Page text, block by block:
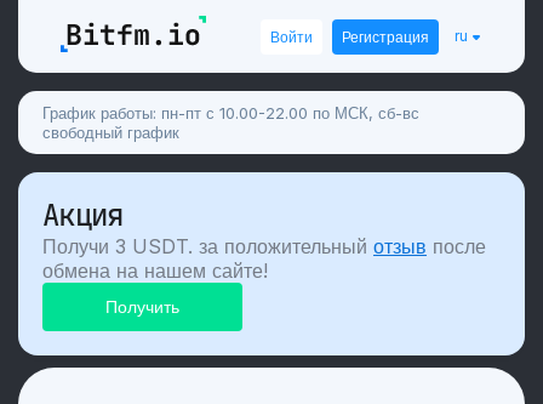
Войти Регистрация ru
График работы: пн-пт с 10.00-22.00 по МСК, сб-вс
свободный график
Акция
Получи 3 USDT. за положительный отзыв после
обмена на нашем сайте!